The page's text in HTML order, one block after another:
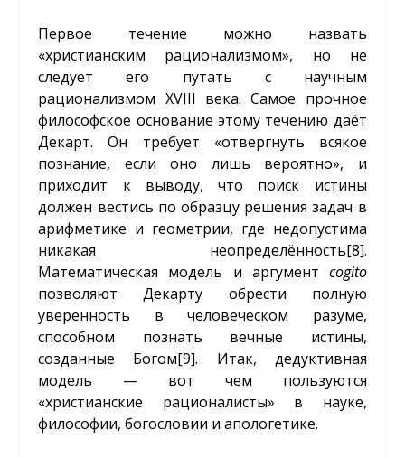
Первое течение можно назвать
«христианским рационализмом», но не
следует его путать с научным
рационализмом XVIII века. Самое прочное
философское основание этому течению даёт
Декарт. Он требует «отвергнуть всякое
познание, если оно лишь вероятно», и
приходит к выводу, что поиск истины
должен вестись по образцу решения задач в
арифметике и геометрии, где недопустима
никакая неопределённость[8].
Математическая модель и аргумент cogito
позволяют Декарту обрести полную
уверенность в человеческом разуме,
способном познать вечные истины,
созданные Богом[9]. Итак, дедуктивная
модель — вот чем пользуются
«христианские рационалисты» в науке,
философии, богословии и апологетике.